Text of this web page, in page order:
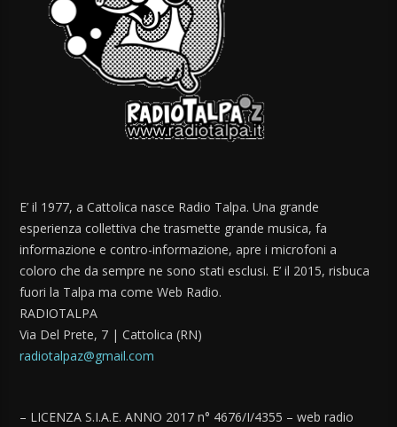
E’ il 1977, a Cattolica nasce Radio Talpa. Una grande
esperienza collettiva che trasmette grande musica, fa
informazione e contro-informazione, apre i microfoni a
coloro che da sempre ne sono stati esclusi. E’ il 2015, risbuca
fuori la Talpa ma come Web Radio.
RADIOTALPA
Via Del Prete, 7 | Cattolica (RN)
radiotalpaz@gmail.com
– LICENZA S.I.A.E. ANNO 2017 n° 4676/I/4355 – web radio